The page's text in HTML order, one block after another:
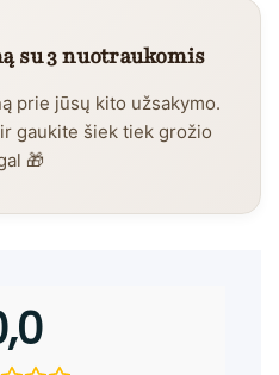
su 3 nuotraukomis
prie jūsų kito užsakymo.
gaukite šiek tiek grožio
🎁